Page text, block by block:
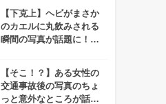
映像が撮れたらしい！
【下克上】ヘビがまさか
のカエルに丸飲みされる
瞬間の写真が話題に！表
【そこ！？】ある女性の
交通事故後の写真のちょ
っと意外なところが話題